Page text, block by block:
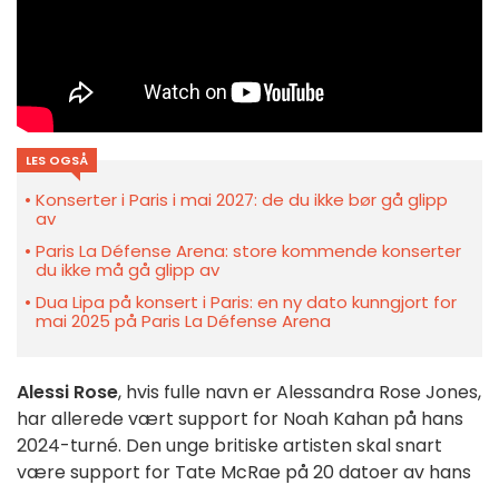
LES OGSÅ
Konserter i Paris i mai 2027: de du ikke bør gå glipp
av
Paris La Défense Arena: store kommende konserter
du ikke må gå glipp av
Dua Lipa på konsert i Paris: en ny dato kunngjort for
mai 2025 på Paris La Défense Arena
Alessi Rose, hvis fulle navn er Alessandra Rose Jones,
har allerede vært support for Noah Kahan på hans
2024-turné. Den unge britiske artisten skal snart
være support for Tate McRae på 20 datoer av hans